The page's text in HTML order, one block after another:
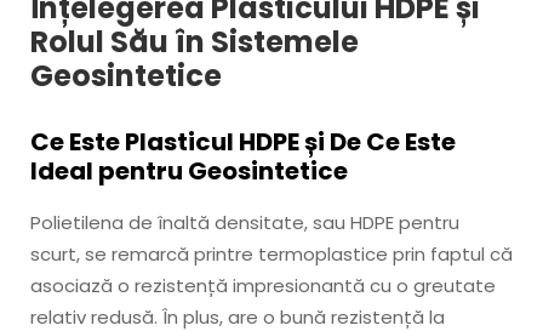
Rolul Său în Sistemele
Geosintetice
Ce Este Plasticul HDPE și De Ce Este
Ideal pentru Geosintetice
Polietilena de înaltă densitate, sau HDPE pentru
scurt, se remarcă printre termoplastice prin faptul că
asociază o rezistență impresionantă cu o greutate
relativ redusă. În plus, are o bună rezistență la